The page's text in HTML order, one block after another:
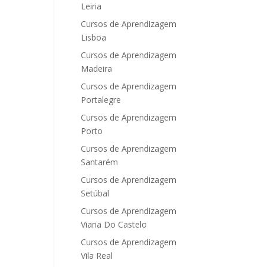
Leiria
Cursos de Aprendizagem
Lisboa
Cursos de Aprendizagem
Madeira
Cursos de Aprendizagem
Portalegre
Cursos de Aprendizagem
Porto
Cursos de Aprendizagem
Santarém
Cursos de Aprendizagem
Setúbal
Cursos de Aprendizagem
Viana Do Castelo
Cursos de Aprendizagem
Vila Real